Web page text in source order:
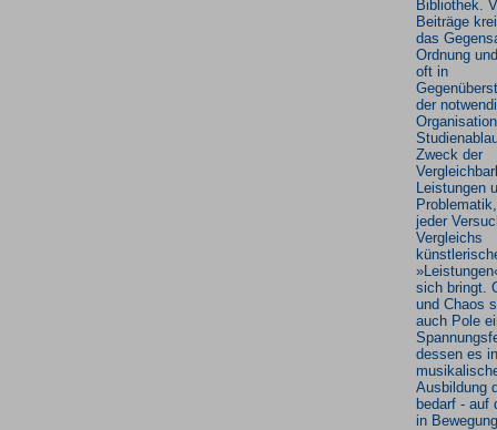
Bibliothek.
Beiträge
das
Ordnung
oft in
der
Zweck der
Leistungen
jeder
Vergleichs
sich bringt.
und Chaos
auch Pole
dessen es
Ausbildung
bedarf - auf
in